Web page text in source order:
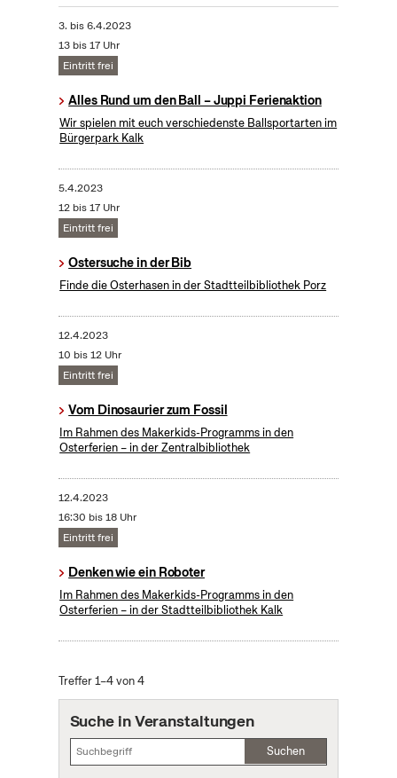
3. bis6.4.2023
13 bis 17 Uhr
Eintritt frei
Alles Rund um den Ball – Juppi Ferienaktion
Wir spielen mit euch verschiedenste Ballsportarten im
Bürgerpark Kalk
5.4.2023
12 bis 17 Uhr
Eintritt frei
Ostersuche in der Bib
Finde die Osterhasen in der Stadtteilbibliothek Porz
12.4.2023
10 bis 12 Uhr
Eintritt frei
Vom Dinosaurier zum Fossil
Im Rahmen des Makerkids-Programms in den
Osterferien – in der Zentralbibliothek
12.4.2023
16:30 bis 18 Uhr
Eintritt frei
Denken wie ein Roboter
Im Rahmen des Makerkids-Programms in den
Osterferien – in der Stadtteilbibliothek Kalk
Treffer 1–4 von 4
Suche in Veranstaltungen
Suchen